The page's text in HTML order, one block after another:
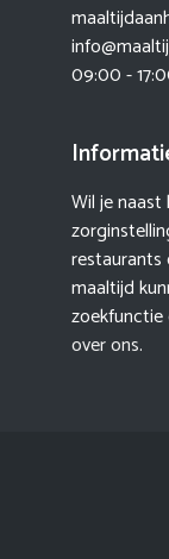
09:00 -
Wil je naast
restaurants
maaltijd
zoekfunctie
over ons.